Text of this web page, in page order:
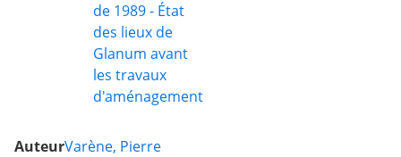
de 1989 - État
des lieux de
Glanum avant
les travaux
d'aménagement
AuteurVarène, Pierre